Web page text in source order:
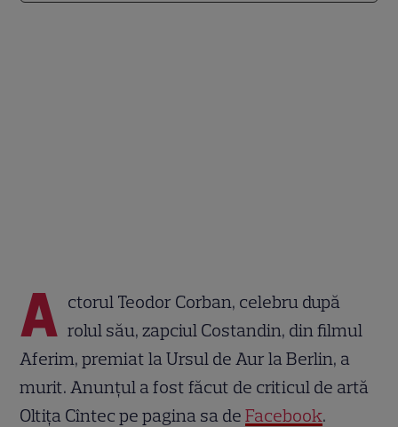
A ctorul Teodor Corban, celebru după
rolul său, zapciul Costandin, din filmul
Aferim, premiat la Ursul de Aur la Berlin, a
murit. Anunțul a fost făcut de criticul de artă
Oltița Cîntec pe pagina sa deFacebook.